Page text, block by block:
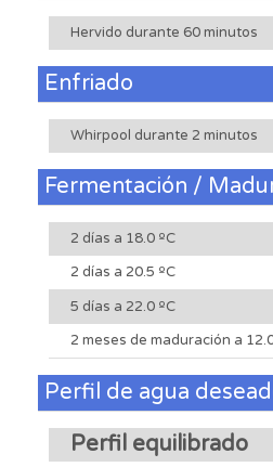
Hervido durante 60 minutos
Enfriado
Whirpool durante 2 minutos
Fermentación /
2 días a 18.0 ºC
2 días a 20.5 ºC
5 días a 22.0 ºC
2 meses de maduración a
Perfil de agua
Perfil equilibrado